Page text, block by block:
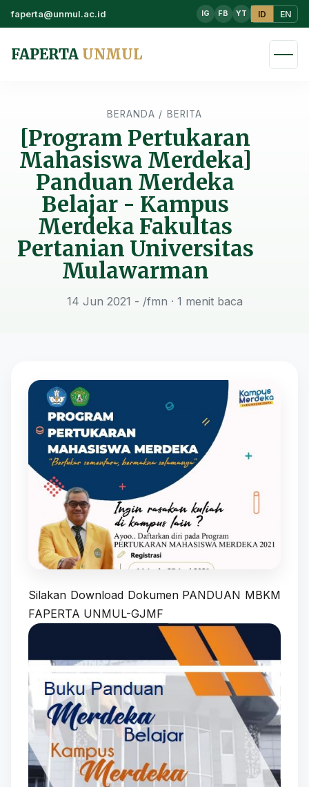
faperta@unmul.ac.id IG FB YT ID EN
FAPERTA UNMUL
BERANDA / BERITA
[Program Pertukaran
Mahasiswa Merdeka]
Panduan Merdeka
Belajar - Kampus
Merdeka Fakultas
Pertanian Universitas
Mulawarman
14 Jun 2021 - /fmn · 1 menit baca
Silakan Download Dokumen PANDUAN MBKM
FAPERTA UNMUL-GJMF